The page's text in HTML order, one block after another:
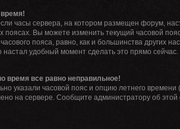
часы сервера, на котором размещен форум,
поясах. Вы можете изменить текущий часовой
пояса, равно, как и большинства других
удобный момент сделать это прямо сейчас.
время все равно неправильное!
указали часовой пояс и опцию летнего времени (
на сервере. Сообщите администратору об